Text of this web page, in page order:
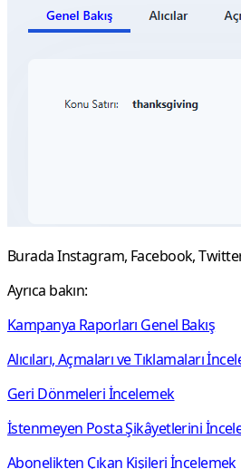
Burada Instagram, Facebook,
Ayrıca bakın:
Kampanya Raporları Genel Bakış
Alıcıları, Açmaları ve Tıklamaları
Geri Dönmeleri İncelemek
İstenmeyen Posta Şikâyetlerini
Abonelikten Çıkan Kişileri İncelemek